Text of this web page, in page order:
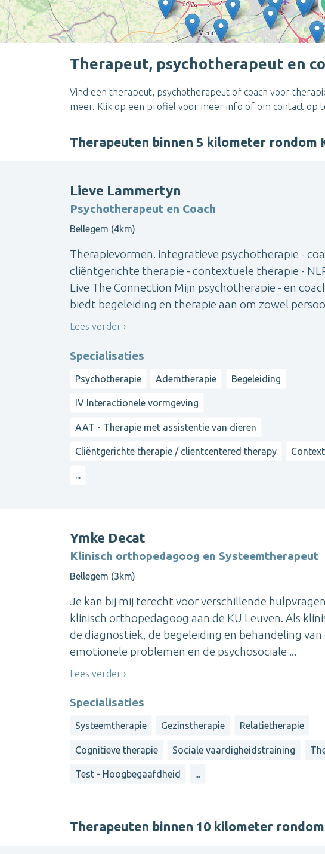
Therapeut, psychotherapeut en
Vind een therapeut, psychotherapeut of coach voor
meer. Klik op een profiel voor meer info of om contact op
Therapeuten binnen 5 kilometer rondom
Lieve Lammertyn
Psychotherapeut en Coach
Bellegem (4km)
Therapievormen. integratieve psychotherapie -
cliëntgerichte therapie - contextuele therapie -
Live The Connection Mijn psychotherapie - en
biedt begeleiding en therapie aan om zowel
Lees verder
Specialisaties
Psychotherapie Ademtherapie Begeleiding
IV Interactionele vormgeving
AAT - Therapie met assistentie van dieren
Cliëntgerichte therapie / clientcentered therapy
...
Ymke Decat
Klinisch orthopedagoog en Systeemtherapeut
Bellegem (3km)
Je kan bij mij terecht voor verschillende
klinisch orthopedagoog aan de KU Leuven. Als
de diagnostiek, de begeleiding en behandeling
emotionele problemen en de psychosociale ...
Lees verder
Specialisaties
Systeemtherapie Gezinstherapie Relatietherapie
Cognitieve therapie Sociale vaardigheidstraining
Test - Hoogbegaafdheid ...
Therapeuten binnen 10 kilometer